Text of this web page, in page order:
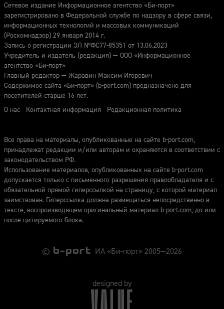
Сетевое издание Информационное агентство «Би-порт»
зарегистрировано в Федеральной службе по надзору в сфере связи,
информационных технологий и массовых коммуникаций
(Роскомнадзор) 29 января 2014 г.
Запись о регистрации ЭЛ №ФС77-85351 от 13.06.2023
Учредитель и издатель (редакция) — ООО «Информационное
агентство «Би-порт»
Главный редактор — Жаравин Максим Игоревич
Содержимое сайта «Би-порт» (b-port.com) предназначено для
посетителей старше 16 лет.
О нас
Контактная информация Редакционная политика
Все права на материалы, опубликованные на сайте b-port.com,
принадлежат редакции и/или авторам и охраняются в соответствии с
законодательством РФ.
Использование материалов, опубликованных на сайте b-port.com
допускается только с письменного разрешения правообладателя и с
обязательной прямой гиперссылкой на страницу, с которой материал
заимствован. Гиперссылка должна размещаться непосредственно в
тексте, воспроизводящем оригинальный материал b-port.com, до или
после цитируемого блока.
© ИА «Би-порт» 2005—2026
designed by